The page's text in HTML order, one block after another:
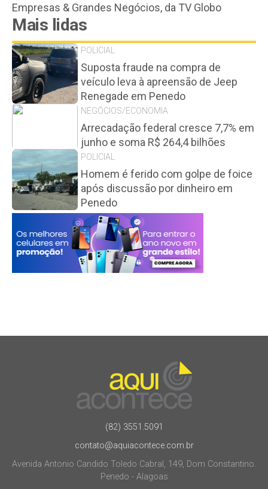
Empresas & Grandes Negócios, da TV Globo
Mais lidas
POLICIAL
Suposta fraude na compra de
veículo leva à apreensão de Jeep
Renegade em Penedo
NEGÓCIOS/ECONOMIA
Arrecadação federal cresce 7,7% em
junho e soma R$ 264,4 bilhões
POLICIAL
Homem é ferido com golpe de foice
após discussão por dinheiro em
Penedo
(82) 3551.5091
contato@aquiacontece.com.br
Avenida Antonio Candido Toledo Cabral, 149, Dom Constantino.
Penedo - Alagoas